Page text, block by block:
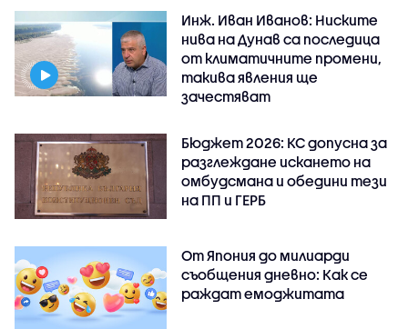
Инж. Иван Иванов: Ниските
нива на Дунав са последица
от климатичните промени,
такива явления ще
зачестяват
Бюджет 2026: КС допусна за
разглеждане искането на
омбудсмана и обедини тези
на ПП и ГЕРБ
От Япония до милиарди
съобщения дневно: Как се
раждат емоджитата